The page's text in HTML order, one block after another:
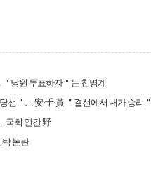
당원 투표하자＂는 친명계
선＂… 安·千·黃 ＂결선에서 내가 승리＂
국회 안간 野
논란